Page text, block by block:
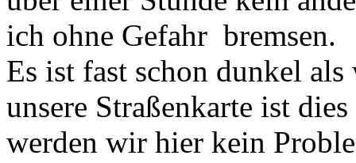
ich ohne Gefahr bremsen.
Es ist fast schon dunkel
unsere Straßenkarte ist
werden wir hier kein